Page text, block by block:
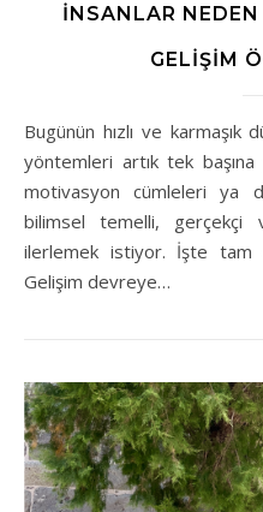
İNSANLAR
GELIŞIM
Bugünün hızlı ve karmaşık dünyasında klasik kişisel gelişim
yöntemleri artık tek
motivasyon cümleleri ya
bilimsel temelli, gerçekçi
ilerlemek istiyor. İşte tam
Gelişim devreye…